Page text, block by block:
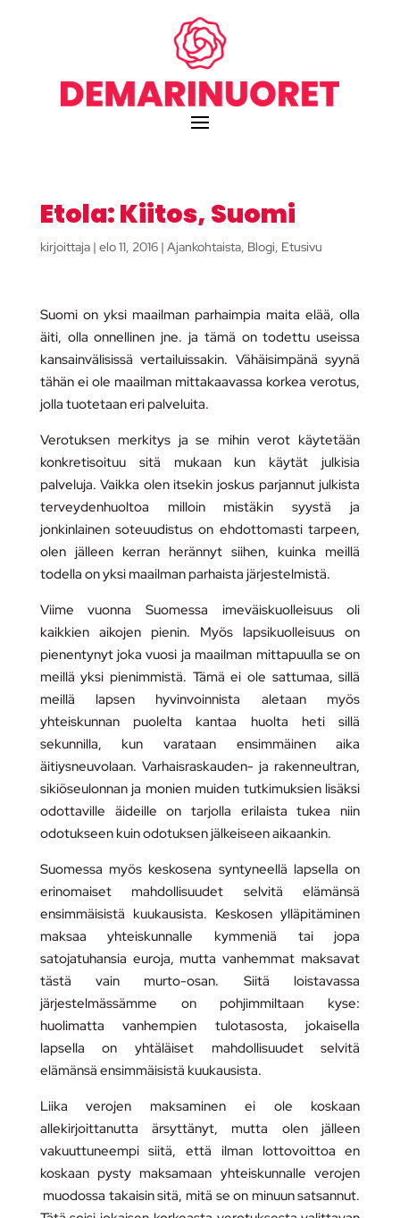
Etola: Kiitos, Suomi
kirjoittaja | elo 11, 2016| Ajankohtaista, Blogi, Etusivu
Suomi on yksi maailman parhaimpia maita elää, olla
äiti, olla onnellinen jne. ja tämä on todettu useissa
kansainvälisissä vertailuissakin. Vähäisimpänä syynä
tähän ei ole maailman mittakaavassa korkea verotus,
jolla tuotetaan eri palveluita.
Verotuksen merkitys ja se mihin verot käytetään
konkretisoituu sitä mukaan kun käytät julkisia
palveluja. Vaikka olen itsekin joskus parjannut julkista
terveydenhuoltoa milloin mistäkin syystä ja
jonkinlainen soteuudistus on ehdottomasti tarpeen,
olen jälleen kerran herännyt siihen, kuinka meillä
todella on yksi maailman parhaista järjestelmistä.
Viime vuonna Suomessa imeväiskuolleisuus oli
kaikkien aikojen pienin. Myös lapsikuolleisuus on
pienentynyt joka vuosi ja maailman mittapuulla se on
meillä yksi pienimmistä. Tämä ei ole sattumaa, sillä
meillä lapsen hyvinvoinnista aletaan myös
yhteiskunnan puolelta kantaa huolta heti sillä
sekunnilla, kun varataan ensimmäinen aika
äitiysneuvolaan. Varhaisraskauden- ja rakenneultran,
sikiöseulonnan ja monien muiden tutkimuksien lisäksi
odottaville äideille on tarjolla erilaista tukea niin
odotukseen kuin odotuksen jälkeiseen aikaankin.
Suomessa myös keskosena syntyneellä lapsella on
erinomaiset mahdollisuudet selvitä elämänsä
ensimmäisistä kuukausista. Keskosen ylläpitäminen
maksaa yhteiskunnalle kymmeniä tai jopa
satojatuhansia euroja, mutta vanhemmat maksavat
tästä vain murto-osan. Siitä loistavassa
järjestelmässämme on pohjimmiltaan kyse:
huolimatta vanhempien tulotasosta, jokaisella
lapsella on yhtäläiset mahdollisuudet selvitä
elämänsä ensimmäisistä kuukausista.
Liika verojen maksaminen ei ole koskaan
allekirjoittanutta ärsyttänyt, mutta olen jälleen
vakuuttuneempi siitä, että ilman lottovoittoa en
koskaan pysty maksamaan yhteiskunnalle verojen
muodossa takaisin sitä, mitä se on minuun satsannut.